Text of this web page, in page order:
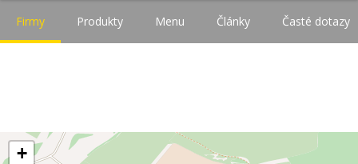
Firmy Produkty Menu Články Časté dotazy
+